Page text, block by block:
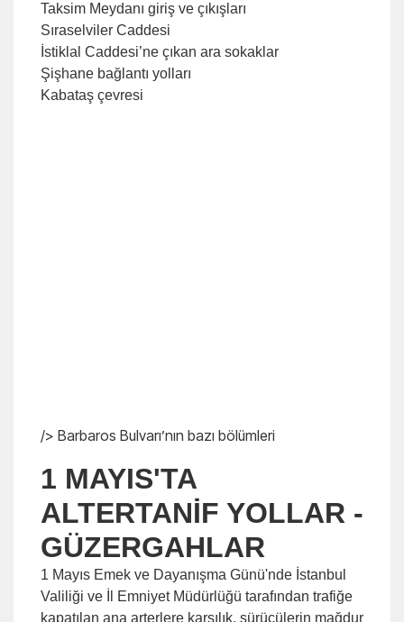
Taksim Meydanı giriş ve çıkışları
Sıraselviler Caddesi
İstiklal Caddesi’ne çıkan ara sokaklar
Şişhane bağlantı yolları
Kabataş çevresi
/> Barbaros Bulvarı’nın bazı bölümleri
1 MAYIS'TA
ALTERTANİF YOLLAR -
GÜZERGAHLAR
1 Mayıs Emek ve Dayanışma Günü'nde İstanbul
Valiliği ve İl Emniyet Müdürlüğü tarafından trafiğe
kapatılan ana arterlere karşılık, sürücülerin mağdur